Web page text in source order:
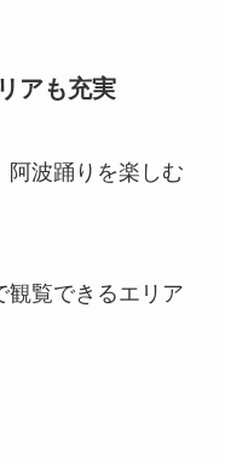
アも充実
阿波踊りを楽しむ
観覧できるエリア